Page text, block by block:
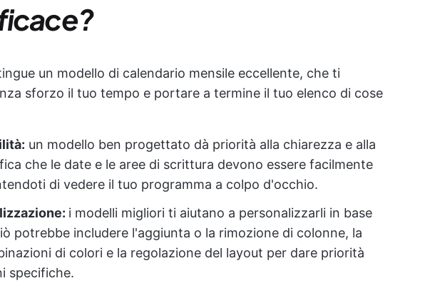
un modello di calendario mensile eccellente, che ti
sforzo il tuo tempo e portare a termine il tuo elenco di cose
un modello ben progettato dà priorità alla chiarezza e alla
che le date e le aree di scrittura devono essere facilmente
di vedere il tuo programma a colpo d'occhio.
i modelli migliori ti aiutano a personalizzarli in base
potrebbe includere l'aggiunta o la rimozione di colonne, la
di colori e la regolazione del layout per dare priorità
specifiche.